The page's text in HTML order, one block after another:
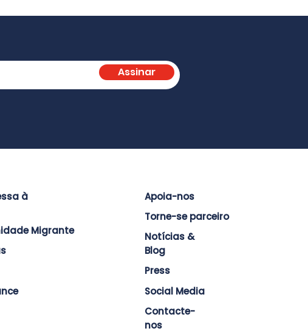
Assinar
à
Migrante
Apoia-nos
Torne-se parceiro
Notícias &
Blog
Press
Social Media
Contacte-
nos